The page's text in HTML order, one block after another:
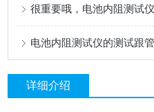
很重要哦，电池内阻测试
详细介绍